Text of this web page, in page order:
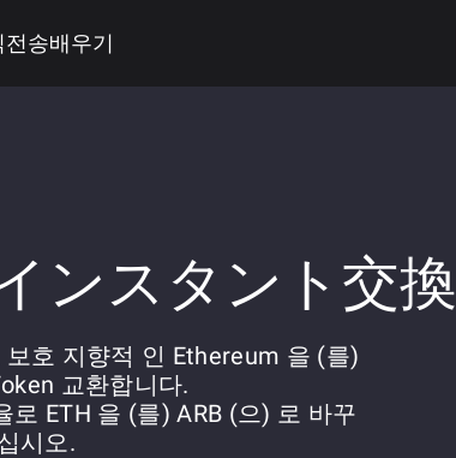
전송배우기
ンスタント交換
호 지향적 인 Ethereum 을 (를)
교환합니다.
로 ETH 을 (를) ARB (으) 로 바꾸
시오.